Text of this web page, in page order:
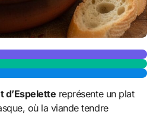
d’Espelette représente un plat
où la viande tendre